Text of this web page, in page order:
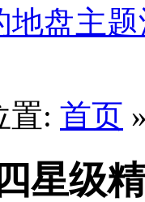
地盘主
置: 首页 »
星级